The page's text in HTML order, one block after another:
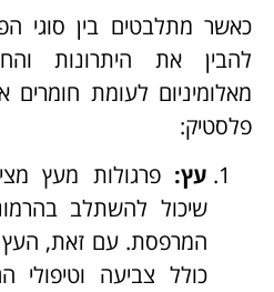
כאשר מתלבטים בין סוגי
להבין את היתרונות
מאלומיניום לעומת
פלסטיק:
עץ: פרגולות מעץ
שיכול להשתלב
המרפסת. עם זאת,
כולל צביעה וטיפולי